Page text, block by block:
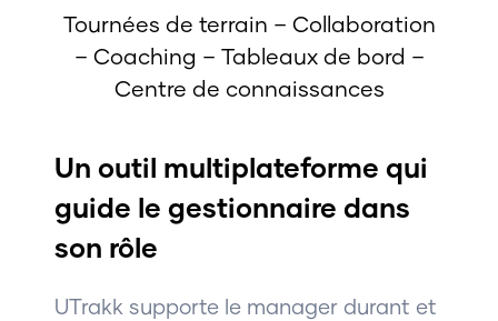
Tournées de terrain – Collaboration
– Coaching – Tableaux de bord –
Centre de connaissances
Un outil multiplateforme qui
guide le gestionnaire dans
son rôle
UTrakk supporte le manager durant et